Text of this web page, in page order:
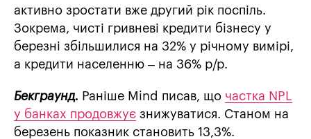
активно зростати вже другий рік поспіль.
Зокрема, чисті гривневі кредити бізнесу у
березні збільшилися на 32% у річному вимірі,
а кредити населенню – на 36% р/р.
Бекграунд. Раніше Mind писав, що частка NPL
у банках продовжує знижуватися. Станом на
березень показник становить 13,3%.